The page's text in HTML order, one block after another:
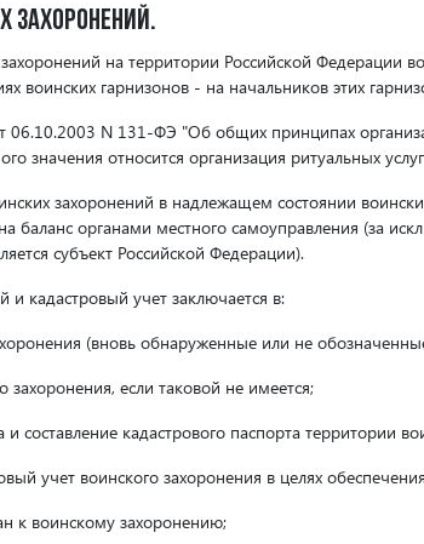
захоронений.
на территории Российской Федерации
воинских гарнизонов - на начальников этих
06.10.2003 N 131-ФЭ "Об общих принципах
значения относится организация ритуальных
захоронений в надлежащем состоянии
баланс органами местного самоуправления (за
субъект Российской Федерации).
и кадастровый учет заключается в:
(вновь обнаруженные или не
захоронения, если таковой не имеется;
составление кадастрового паспорта территории
учет воинского захоронения в целях
к воинскому захоронению;